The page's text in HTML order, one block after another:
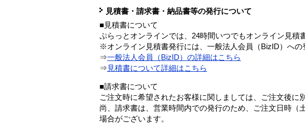
見積書・請求書・納品書等の発行について
■見積書について
ぷらっとオンラインでは、24時間いつでもオンライン見積
※オンライン見積書発行には、一般法人会員（BizID）への
⇒一般法人会員（BizID）の詳細はこちら
⇒ 見積書について詳細はこちら
■請求書について
ご注文時に希望されたお客様に関しましては、ご注文後に
尚、請求書は、営業時間内での発行のため、ご注文日時
場合がございます。